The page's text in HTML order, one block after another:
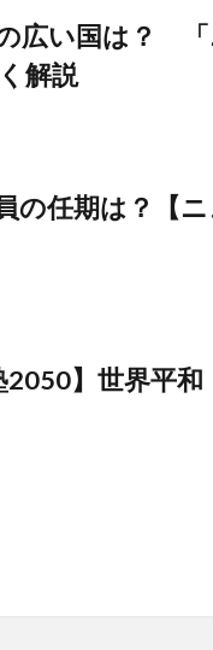
広い国は？ 「
解説
の任期は？【
2050】世界